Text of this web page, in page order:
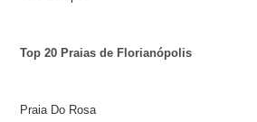
Top 20 Praias de Florianópolis
Praia Do Rosa